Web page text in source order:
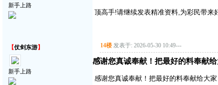
新手上路
顶高手!请继续发表精准资料,为彩民带来
【仗剑东游】
新手上路
14楼 发表于: 2026-05-30 10:49---
感谢您真诚奉献！把最好的料奉献
感谢您真诚奉献！把最好的料奉献给大